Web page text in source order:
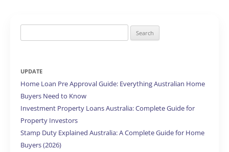
for:
UPDATE
Home Loan Pre Approval Guide: Everything Australian Home
Buyers Need to Know
Investment Property Loans Australia: Complete Guide for
Property Investors
Stamp Duty Explained Australia: A Complete Guide for Home
Buyers (2026)